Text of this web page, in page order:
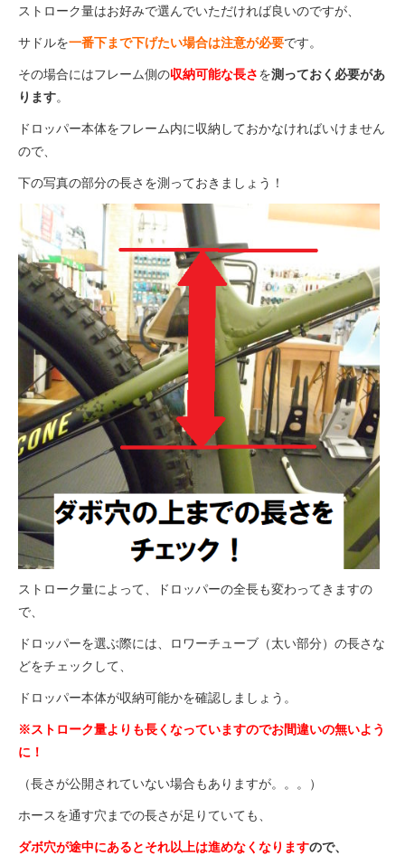
ストローク量はお好みで選んでいただければ良いのですが、
サドルを一番下まで下げたい場合は注意が必要です。
その場合にはフレーム側の収納可能な長さを測っておく必要があ
ります。
ドロッパー本体をフレーム内に収納しておかなければいけません
ので、
下の写真の部分の長さを測っておきましょう！
ストローク量によって、ドロッパーの全長も変わってきますの
で、
ドロッパーを選ぶ際には、ロワーチューブ（太い部分）の長さな
どをチェックして、
ドロッパー本体が収納可能かを確認しましょう。
※ストローク量よりも長くなっていますのでお間違いの無いよう
に！
（長さが公開されていない場合もありますが。。。）
ホースを通す穴までの長さが足りていても、
ダボ穴が途中にあるとそれ以上は進めなくなりますので、